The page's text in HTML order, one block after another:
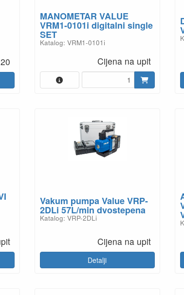
Vakum pumpa Value VRP-
2DLi 57L/min dvostepena
Detalji